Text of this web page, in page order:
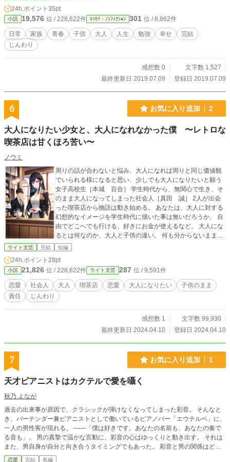
24h.ポイント 35pt
小説 19,576 位 / 228,622件 ｴｯｾｲ・ﾉﾝﾌｨｸｼｮﾝ 301 位 / 8,862件
日常 家族 青春 子供 大人 人生 勉強 幸せ
完結
じんわり
感想数 0
文字数 1,527
最終更新日 2019.07.09
登録日 2019.07.09
6 お気に入り追加 2
大人になりたい少女と、大人になれなかった僕 〜レトロな
喫茶店は甘くほろ苦い〜
ノウミ
周りの話が合わないと悩み、大人になれば周りと同じ価値観
でいられる様になると思い、少しでも大人になりたいと願う
女子高校生［本城 百合］ 学生時代から、無関心で生き、そ
のまま大人になってしまった社会人［真田 誠］ 2人が出会
った喫茶店から物語は動き始める。 あなたは、大人に対する
幻想的なイメージを学生時代に描いた事は無いだろうか。 自
由でどこへでも行ける、好きにお金が使えるなど。 大人にな
るとは何なのか、大人と子供の違い。 何も分からないまま社
会に出た少年と、学生時代に大人に憧れた少女の、１つの出
め”という行為を無駄に過ごしていた日々に、一つの華が添え
られる。 それは、美しくもあり、儚くもあった。 何もない日
常に彩りを与え、誰かを想う事を知る。 相手を想い、考え、
悩む。 それは単純な様で難しい。 出逢ってしまった二人の物
語は、加速していく。 止まることのない想いを乗せ、走り出
と思います。 その中の一つとして、甘くて苦い物語を読みた
いなと。 そんなあなたにも向けた、切なくも暖かい物語で
ライト文芸 完結 短編
24h.ポイント 28pt
小説 21,826 位 / 228,622件 ライト文芸 287 位 / 9,591件
恋愛 社会人 大人 喫茶店 悲愛 大人になりたい
子供のまま
責任
じんわり
感想数 1
文字数 99,930
最終更新日 2024.04.10
登録日 2024.04.10
7 お気に入り追加 1
天才ピアニストはカクテルで愛を囁く
秋乃 よなが
過去の出来事が原因で、クラシックが弾けなくなってしまった彩音。 そんなと
き、バーテンダー兼ピアニストとして働いているピアノバー「エウテルペ」に、
一人の男性客が現れる。 ――「僕は好きです。あなたの名前も、あなたの奏で
る音も」。 男の真摯で温かな言動に、彩音の心はゆっくりと動き出す。 それは
また、男自身が自分と向き合うタイミングでもあった。 彩音と男の関係はどう
なるのか？ そして、甘美な音でピアノを弾きこなす男の正体とは？ ※本作は
恋愛 完結 長編